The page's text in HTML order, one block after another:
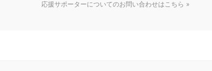
応援サポーターについてのお問い合わせはこちら »